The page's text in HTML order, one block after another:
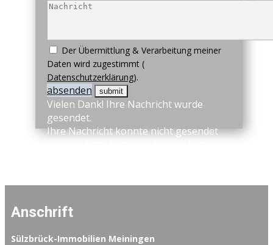
Der Übermittlung & Verarbeitung meiner
Daten wird zugestimmt (
Datenschutzerklärung).
absenden
Vielen Dank! Ihre Nachricht wurde
gesendet.
Ihre Nachricht konnte nicht gesendet
Anschrift
Sülzbrück-Immobilien Meiningen